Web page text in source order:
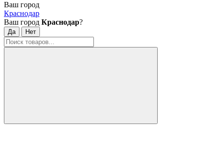
Ваш город
Краснодар
Ваш город Краснодар?